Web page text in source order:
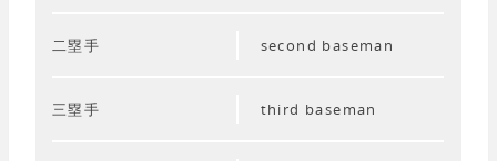
二塁手 second baseman
三塁手 third baseman